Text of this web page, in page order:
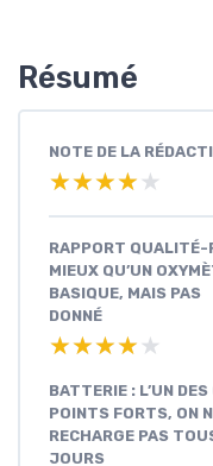
Résumé
NOTE DE LA
★★★★★
★★★★★
RAPPORT QUALITÉ-
MIEUX QU’UN
BASIQUE, MAIS PAS
DONNÉ
★★★★★
★★★★★
BATTERIE : L’UN DES
POINTS FORTS, ON
RECHARGE PAS
JOURS